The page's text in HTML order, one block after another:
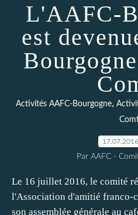
L'AAFC-
est
Activités AAFC-Bourgogne,
17.07.2016
Par AAFC -
Le 16 juillet 2016, le comité
l'Association d'amitié franco-
son assemblée générale au